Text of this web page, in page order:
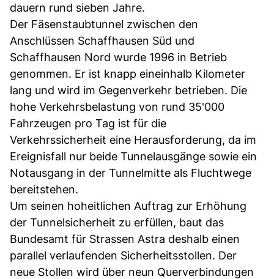
dauern rund sieben Jahre.
Der Fäsenstaubtunnel zwischen den
Anschlüssen Schaffhausen Süd und
Schaffhausen Nord wurde 1996 in Betrieb
genommen. Er ist knapp eineinhalb Kilometer
lang und wird im Gegenverkehr betrieben. Die
hohe Verkehrsbelastung von rund 35'000
Fahrzeugen pro Tag ist für die
Verkehrssicherheit eine Herausforderung, da im
Ereignisfall nur beide Tunnelausgänge sowie ein
Notausgang in der Tunnelmitte als Fluchtwege
bereitstehen.
Um seinen hoheitlichen Auftrag zur Erhöhung
der Tunnelsicherheit zu erfüllen, baut das
Bundesamt für Strassen Astra deshalb einen
parallel verlaufenden Sicherheitsstollen. Der
neue Stollen wird über neun Querverbindungen